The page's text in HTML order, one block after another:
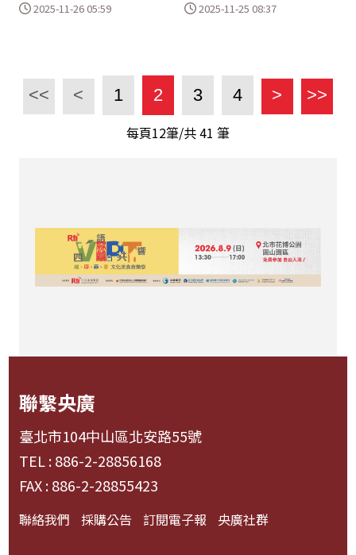
2025-11-26 05:59 2025-11-25 08:37
<< < 1 2 3 4 > >>
每頁12筆/共41 筆
聯繫央廣
臺北市104中山區北安路55號
TEL : 886-2-28856168
FAX : 886-2-28855423
聯絡我們 採購公告 訂閱電子報 央廣社群